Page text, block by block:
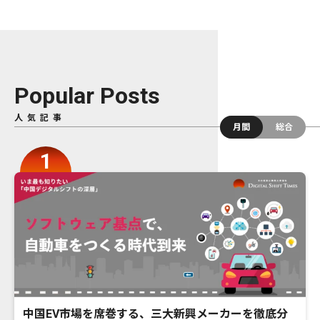
Popular Posts
人気記事
月間
総合
中国EV市場を席巻する、三大新興メーカーを徹底分